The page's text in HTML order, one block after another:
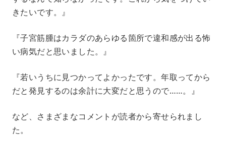
きたいです。』
『子宮筋腫はカラダのあらゆる箇所で違和感が出る怖
い病気だと思いました。』
『若いうちに見つかってよかったです。年取ってから
だと発見するのは余計に大変だと思うので……。』
など、さまざまなコメントが読者から寄せられまし
た。